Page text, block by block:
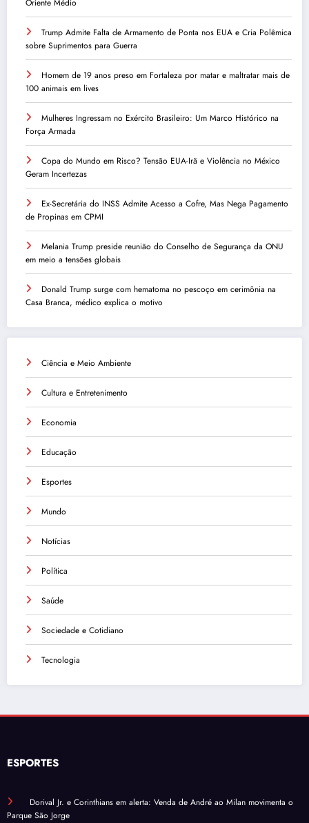
Oriente Médio
Trump Admite Falta de Armamento de Ponta nos EUA e Cria Polêmica
sobre Suprimentos para Guerra
Homem de 19 anos preso em Fortaleza por matar e maltratar mais de
100 animais em lives
Mulheres Ingressam no Exército Brasileiro: Um Marco Histórico na
Força Armada
Copa do Mundo em Risco? Tensão EUA-Irã e Violência no México
Geram Incertezas
Ex-Secretária do INSS Admite Acesso a Cofre, Mas Nega Pagamento
de Propinas em CPMI
Melania Trump preside reunião do Conselho de Segurança da ONU
em meio a tensões globais
Donald Trump surge com hematoma no pescoço em cerimônia na
Casa Branca, médico explica o motivo
Ciência e Meio Ambiente
Cultura e Entretenimento
Economia
Educação
Esportes
Mundo
Notícias
Política
Saúde
Sociedade e Cotidiano
Tecnologia
ESPORTES
Dorival Jr. e Corinthians em alerta: Venda de André ao Milan movimenta o
Parque São Jorge